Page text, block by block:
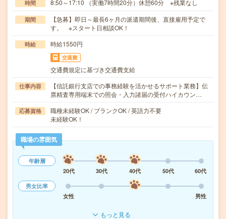
時間 8:50～17:10 （実働7時間20分）休憩60分 ※残業なし
期間
【急募】即日～最長6ヶ月の派遣期間後、直接雇用予定で
す。 ※スタート日相談OK！
時給 時給1550円
交通費
交通費規定に基づき交通費支給
仕事内容
【信託銀行支店での事務経験を活かせるサポート業務】伝
票精査専用端末での照会・入力諸届の受付ハイカウン…
応募資格
職種未経験OK / ブランクOK / 英語力不要
未経験OK！
職場の雰囲気
年齢層
20代
30代 40代 50代
60代
男女比率
女性
男性
もっと見る